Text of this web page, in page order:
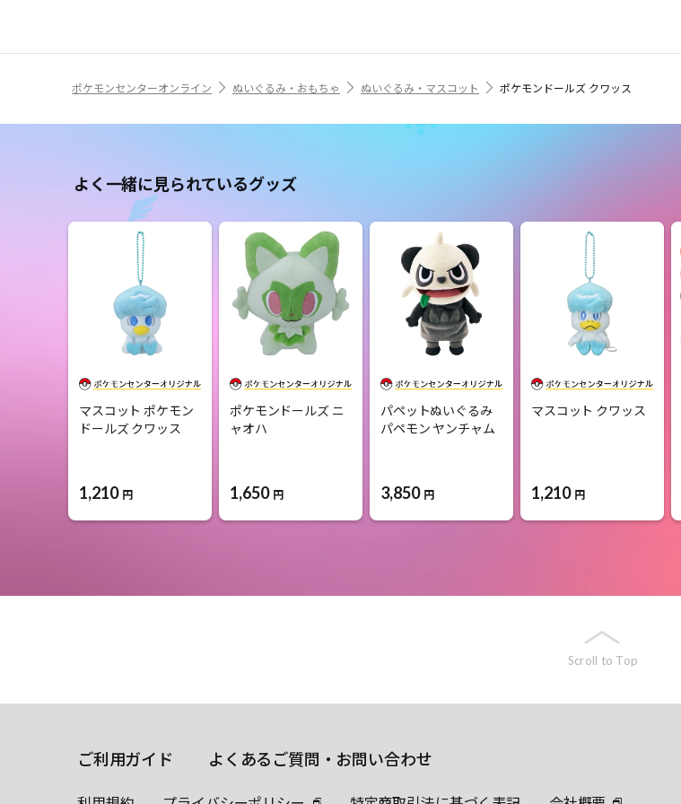
ポケモンセンターオンライン ぬいぐるみ・おもちゃ ぬいぐるみ・マスコット ポケモンドールズ クワッス
よく一緒に見られているグッズ
マスコット ポケモン
ドールズ クワッス
1,210 円
ポケモンドールズ ニ
ャオハ
1,650 円
パペットぬいぐるみ
パペモン ヤンチャム
3,850 円
マスコット クワッス
1,210 円
Scroll to Top
ご利用ガイド よくあるご質問・お問い合わせ